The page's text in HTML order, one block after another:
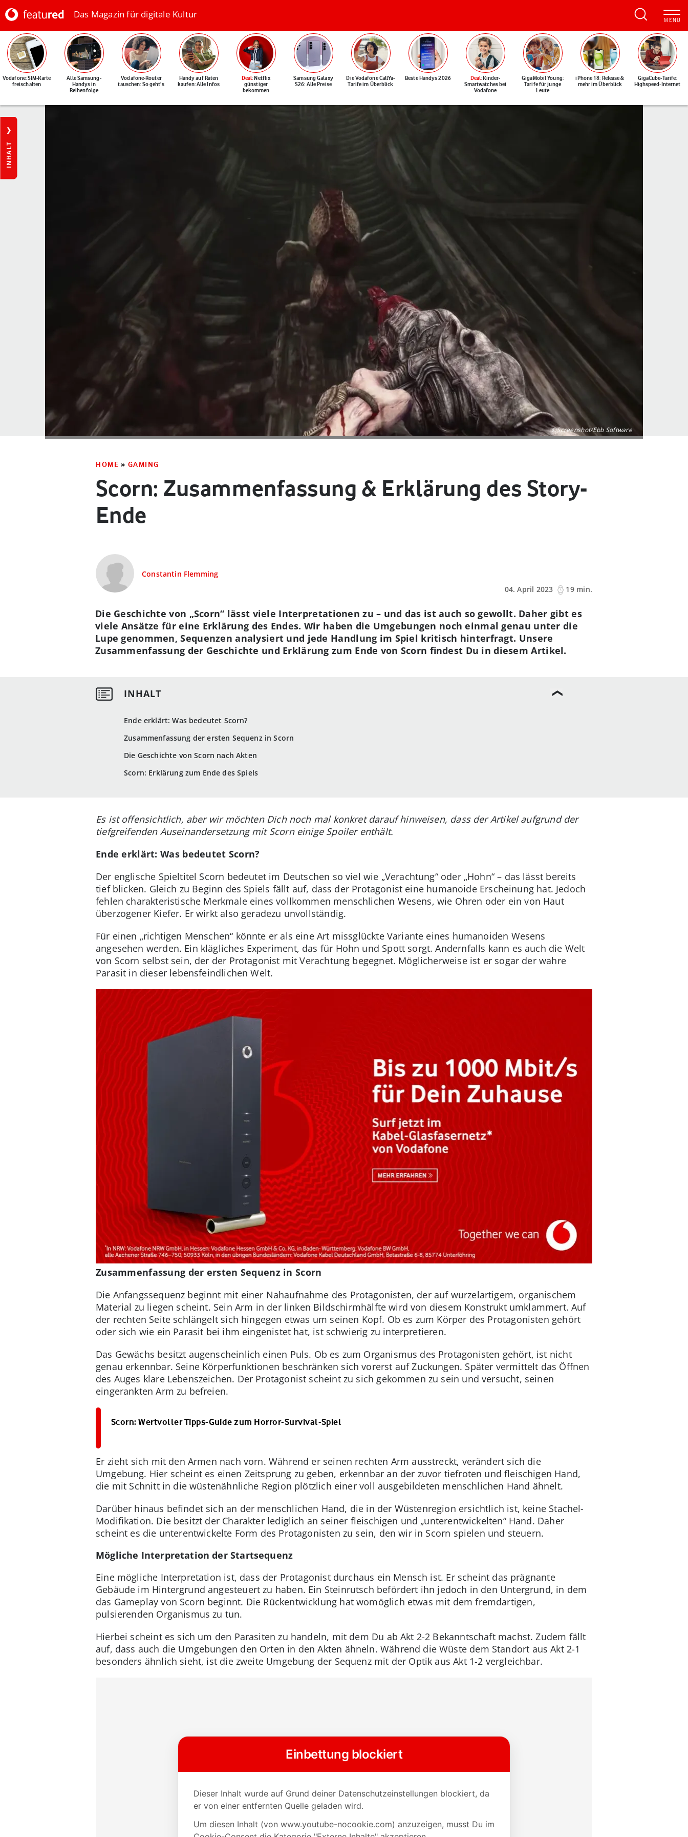
Das Magazin für digitale Kultur
Vodafone: SIM-Karte
freischalten
Alle Samsung-
Handys in
Reihenfolge
Vodafone-Router
tauschen: So geht's
Handy auf Raten
kaufen: Alle Infos
Deal: Netflix
günstiger
bekommen
Samsung Galaxy
S26: Alle Preise
Die Vodafone CallYa-
Tarife im Überblick
Beste Handys 2026 Deal: Kinder-
Smartwatches bei
Vodafone
GigaMobil Young:
Tarife für junge
Leute
iPhone 18: Release &
mehr im Überblick
GigaCube-Tarife:
Highspeed-Internet
INHALT
©Screenshot/Ebb Software
HOME » GAMING
Scorn: Zusammenfassung & Erklärung des Story-
Ende
Constantin Flemming
04. April 2023
19 min.
Ende erklärt: Was bedeutet Scorn?
Zusammenfassung der ersten Sequenz in Scorn
Die Geschichte von Scorn nach Akten
Scorn: Erklärung zum Ende des Spiels
Die Geschichte von „Scorn“ lässt viele Interpretationen zu – und das ist auch so gewollt. Daher gibt es
viele Ansätze für eine Erklärung des Endes. Wir haben die Umgebungen noch einmal genau unter die
Lupe genommen, Sequenzen analysiert und jede Handlung im Spiel kritisch hinterfragt. Unsere
Zusammenfassung der Geschichte und Erklärung zum Ende von Scorn findest Du in diesem Artikel.
Es ist offensichtlich, aber wir möchten Dich noch mal konkret darauf hinweisen, dass der Artikel aufgrund der
tiefgreifenden Auseinandersetzung mit Scorn einige Spoiler enthält.
Ende erklärt: Was bedeutet Scorn?
Der englische Spieltitel Scorn bedeutet im Deutschen so viel wie „Verachtung“ oder „Hohn“ – das lässt bereits
tief blicken. Gleich zu Beginn des Spiels fällt auf, dass der Protagonist eine humanoide Erscheinung hat. Jedoch
fehlen charakteristische Merkmale eines vollkommen menschlichen Wesens, wie Ohren oder ein von Haut
überzogener Kiefer. Er wirkt also geradezu unvollständig.
Für einen „richtigen Menschen“ könnte er als eine Art missglückte Variante eines humanoiden Wesens
angesehen werden. Ein klägliches Experiment, das für Hohn und Spott sorgt. Andernfalls kann es auch die Welt
von Scorn selbst sein, der der Protagonist mit Verachtung begegnet. Möglicherweise ist er sogar der wahre
Parasit in dieser lebensfeindlichen Welt.
Zusammenfassung der ersten Sequenz in Scorn
Die Anfangssequenz beginnt mit einer Nahaufnahme des Protagonisten, der auf wurzelartigem, organischem
Material zu liegen scheint. Sein Arm in der linken Bildschirmhälfte wird von diesem Konstrukt umklammert. Auf
der rechten Seite schlängelt sich hingegen etwas um seinen Kopf. Ob es zum Körper des Protagonisten gehört
oder sich wie ein Parasit bei ihm eingenistet hat, ist schwierig zu interpretieren.
Das Gewächs besitzt augenscheinlich einen Puls. Ob es zum Organismus des Protagonisten gehört, ist nicht
genau erkennbar. Seine Körperfunktionen beschränken sich vorerst auf Zuckungen. Später vermittelt das Öffnen
des Auges klare Lebenszeichen. Der Protagonist scheint zu sich gekommen zu sein und versucht, seinen
eingerankten Arm zu befreien.
Scorn: Wertvoller Tipps-Guide zum Horror-Survival-Spiel
Er zieht sich mit den Armen nach vorn. Während er seinen rechten Arm ausstreckt, verändert sich die
Umgebung. Hier scheint es einen Zeitsprung zu geben, erkennbar an der zuvor tiefroten und fleischigen Hand,
die mit Schnitt in die wüstenähnliche Region plötzlich einer voll ausgebildeten menschlichen Hand ähnelt.
Darüber hinaus befindet sich an der menschlichen Hand, die in der Wüstenregion ersichtlich ist, keine Stachel-
Modifikation. Die besitzt der Charakter lediglich an seiner fleischigen und „unterentwickelten“ Hand. Daher
scheint es die unterentwickelte Form des Protagonisten zu sein, den wir in Scorn spielen und steuern.
Mögliche Interpretation der Startsequenz
Eine mögliche Interpretation ist, dass der Protagonist durchaus ein Mensch ist. Er scheint das prägnante
Gebäude im Hintergrund angesteuert zu haben. Ein Steinrutsch befördert ihn jedoch in den Untergrund, in dem
das Gameplay von Scorn beginnt. Die Rückentwicklung hat womöglich etwas mit dem fremdartigen,
pulsierenden Organismus zu tun.
Hierbei scheint es sich um den Parasiten zu handeln, mit dem Du ab Akt 2-2 Bekanntschaft machst. Zudem fällt
auf, dass auch die Umgebungen den Orten in den Akten ähneln. Während die Wüste dem Standort aus Akt 2-1
besonders ähnlich sieht, ist die zweite Umgebung der Sequenz mit der Optik aus Akt 1-2 vergleichbar.